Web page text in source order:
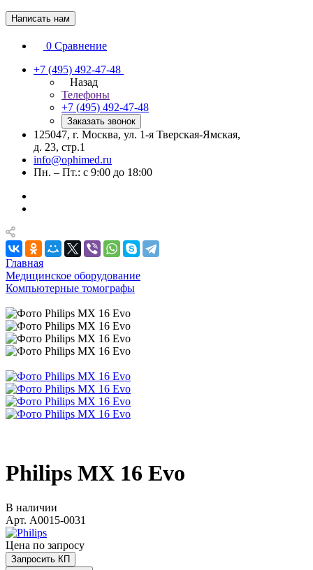
Написать нам
0 Сравнение
+7 (495) 492-47-48
Назад
Телефоны
+7 (495) 492-47-48
Заказать звонок
125047, г. Москва, ул. 1-я Тверская-Ямская,
д. 23, стр.1
info@ophimed.ru
Пн. – Пт.: с 9:00 до 18:00
Главная
Медицинское оборудование
Компьютерные томографы
Philips MX 16 Evo
В наличии
Арт. A0015-0031
Цена по запросу
Запросить КП